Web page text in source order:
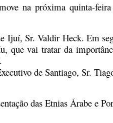
na próxima quinta-
Ijuí, Sr. Valdir Heck. Em
vai tratar da
de Santiago, Sr.
das Etnias Árabe e